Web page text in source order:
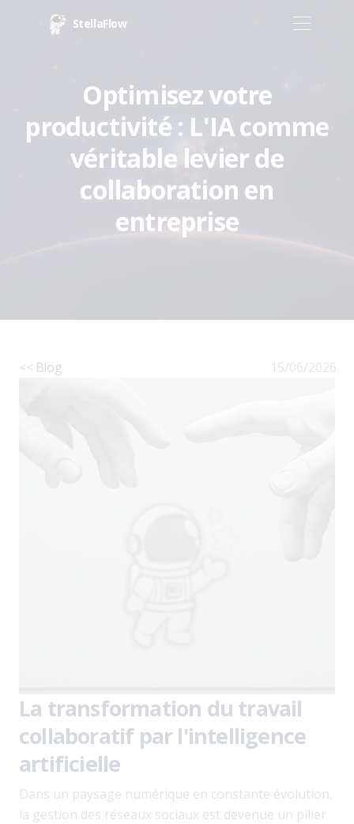
StellaFlow
Optimisez votre
productivité : L'IA comme
véritable levier de
collaboration en
entreprise
<< Blog 15/06/2026
La transformation du travail
collaboratif par l'intelligence
artificielle
Dans un paysage numérique en constante évolution,
la gestion des réseaux sociaux est devenue un pilier